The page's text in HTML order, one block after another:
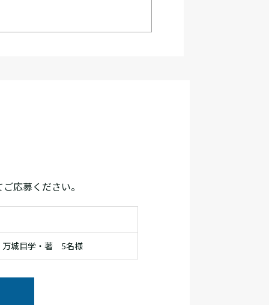
応募ください。
万城目学・著 5名様